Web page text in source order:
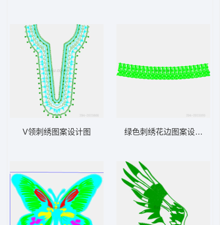
V领刺绣图案设计图 绿色刺绣花边图案设计图